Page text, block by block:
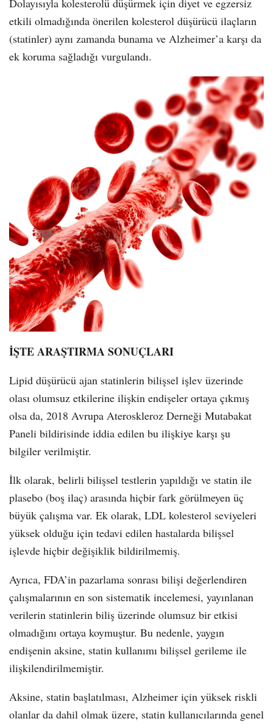
Dolayısıyla kolesterolü düşürmek için diyet ve egzersiz
etkili olmadığında önerilen kolesterol düşürücü ilaçların
(statinler) aynı zamanda bunama ve Alzheimer’a karşı da
ek koruma sağladığı vurgulandı.
İŞTE ARAŞTIRMA SONUÇLARI
Lipid düşürücü ajan statinlerin bilişsel işlev üzerinde
olası olumsuz etkilerine ilişkin endişeler ortaya çıkmış
olsa da, 2018 Avrupa Ateroskleroz Derneği Mutabakat
Paneli bildirisinde iddia edilen bu ilişkiye karşı şu
bilgiler verilmiştir.
İlk olarak, belirli bilişsel testlerin yapıldığı ve statin ile
plasebo (boş ilaç) arasında hiçbir fark görülmeyen üç
büyük çalışma var. Ek olarak, LDL kolesterol seviyeleri
yüksek olduğu için tedavi edilen hastalarda bilişsel
işlevde hiçbir değişiklik bildirilmemiş.
Ayrıca, FDA’in pazarlama sonrası bilişi değerlendiren
çalışmalarının en son sistematik incelemesi, yayınlanan
verilerin statinlerin biliş üzerinde olumsuz bir etkisi
olmadığını ortaya koymuştur. Bu nedenle, yaygın
endişenin aksine, statin kullanımı bilişsel gerileme ile
ilişkilendirilmemiştir.
Aksine, statin başlatılması, Alzheimer için yüksek riskli
olanlar da dahil olmak üzere, statin kullanıcılarında genel